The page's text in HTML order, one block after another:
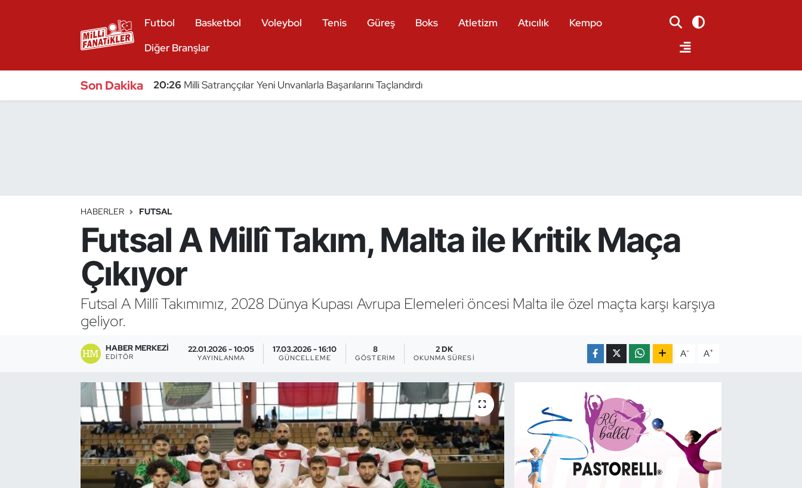
Futbol Basketbol Voleybol Tenis Güreş Boks Atletizm Atıcılık
Kempo
Diğer Branşlar
Son Dakika 20:26 Milli Satranççılar Yeni Unvanlarla Başarılarını Taçlandırdı
HABERLER FUTSAL
Futsal A Millî Takım, Malta ile Kritik Maça
Çıkıyor
Futsal A Millî Takımımız, 2028 Dünya Kupası Avrupa Elemeleri öncesi Malta ile özel maçta karşı karşıya
geliyor.
HABER MERKEZI
EDITÖR
22.01.2026 - 10:05
YAYINLANMA
17.03.2026 - 16:10
GÜNCELLEME
8
GÖSTERIM
2 DK
OKUNMA SÜRESI A- A+
Bocce Bowling Dart
Buz Hokeyi
Buz Pateni
Çim Hokeyi